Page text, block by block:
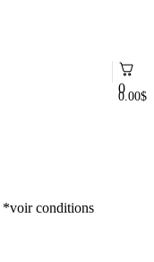
0
0.00$
*voir conditions